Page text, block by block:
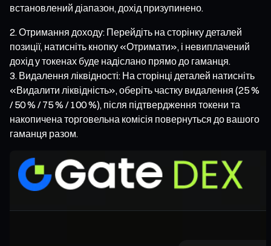
встановлений діапазон, дохід призупинено.
Отримання доходу: Перейдіть на сторінку деталей
позиції, натисніть кнопку «Отримати», і невиплачений
дохід у токенах буде надіслано прямо до гаманця.
Видалення ліквідності: На сторінці деталей натисніть
«Видалити ліквідність», оберіть частку видалення (25 %
/ 50 % / 75 % / 100 %), після підтвердження токени та
накопичена торговельна комісія повернуться до вашого
гаманця разом.